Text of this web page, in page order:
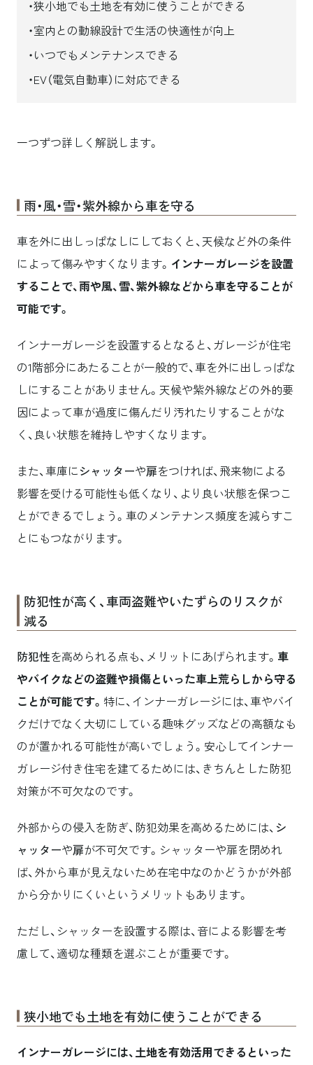
狭小地でも土地を有効に使うことができる
室内との動線設計で生活の快適性が向上
いつでもメンテナンスできる
EV（電気自動車）に対応できる
一つずつ詳しく解説します。
雨・風・雪・紫外線から車を守る
車を外に出しっぱなしにしておくと、天候など外の条件
によって傷みやすくなります。 インナーガレージを設置
することで、雨や風、雪、紫外線などから車を守ることが
可能です。
インナーガレージを設置するとなると、ガレージが住宅
の1階部分にあたることが一般的で、車を外に出しっぱな
しにすることがありません。天候や紫外線などの外的要
因によって車が過度に傷んだり汚れたりすることがな
く、良い状態を維持しやすくなります。
また、車庫にシャッターや扉をつければ、飛来物による
影響を受ける可能性も低くなり、より良い状態を保つこ
とができるでしょう。車のメンテナンス頻度を減らすこ
とにもつながります。
防犯性が高く、車両盗難やいたずらのリスクが
減る
防犯性を高められる点も、メリットにあげられます。 車
やバイクなどの盗難や損傷といった車上荒らしから守る
ことが可能です。 特に、インナーガレージには、車やバイ
クだけでなく大切にしている趣味グッズなどの高額なも
のが置かれる可能性が高いでしょう。安心してインナー
ガレージ付き住宅を建てるためには、きちんとした防犯
対策が不可欠なのです。
外部からの侵入を防ぎ、防犯効果を高めるためには、 シ
ャッターや扉が不可欠です。シャッターや扉を閉めれ
ば、外から車が見えないため在宅中なのかどうかが外部
から分かりにくいというメリットもあります。
ただし、シャッターを設置する際は、音による影響を考
慮して、適切な種類を選ぶことが重要です。
狭小地でも土地を有効に使うことができる
インナーガレージには、土地を有効活用できるといった